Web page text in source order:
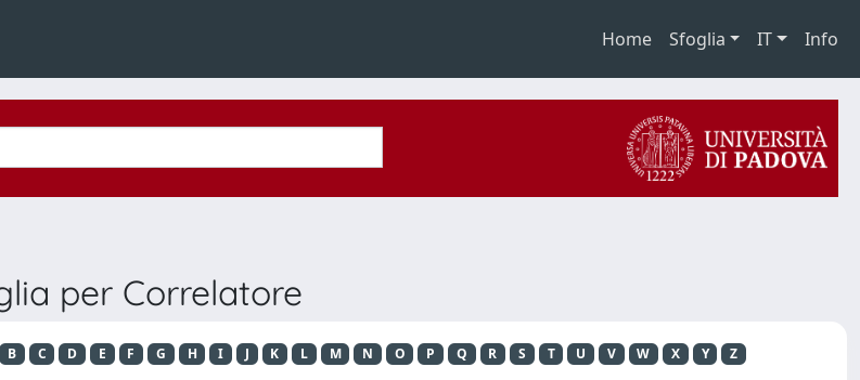
Home Sfoglia IT Info
per Correlatore
B C D E F G H I J K L M N O P Q R S T U V W X Y Z